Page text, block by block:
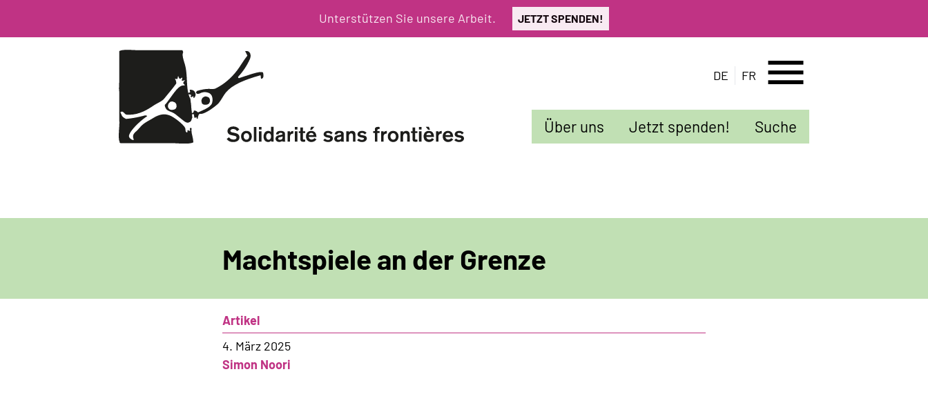
Unterstützen Sie unsere Arbeit. JETZT SPENDEN!
DE FR menu
Sekundarmenü
Über uns Jetzt spenden! Suche
Machtspiele an der Grenze
Artikel
4. März 2025
Simon Noori